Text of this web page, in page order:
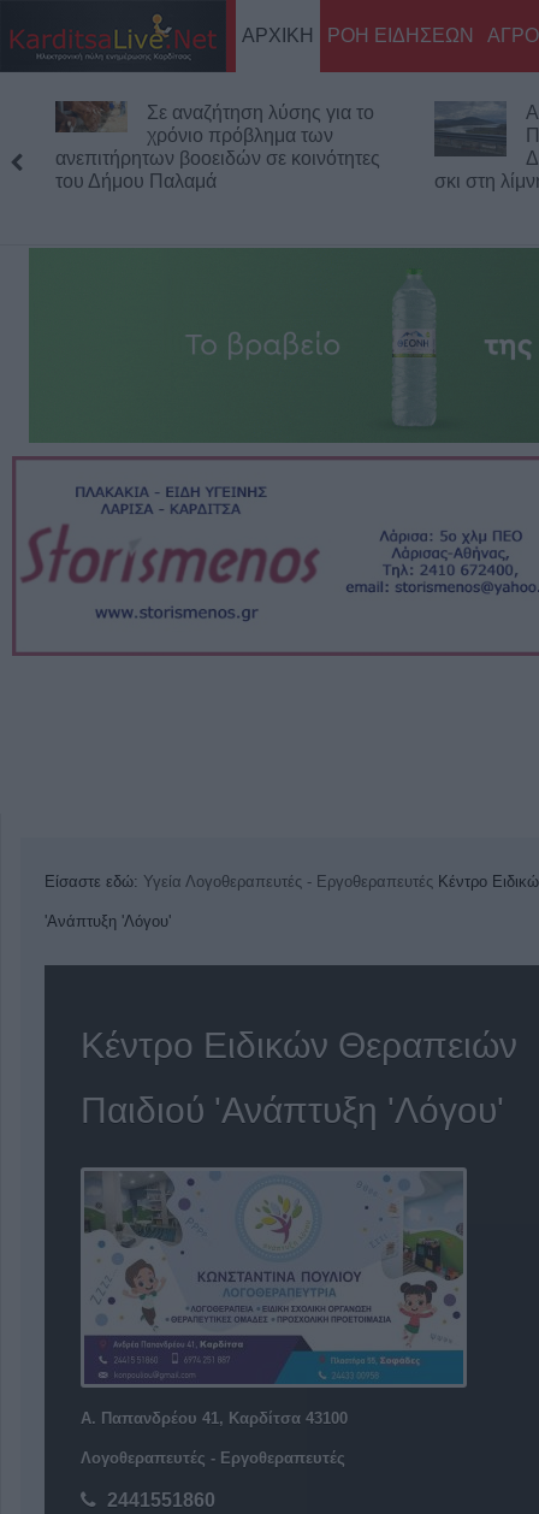
ΑΡΧΙΚΗ ΡΟΗ ΕΙΔΗΣΕΩΝ
Σε αναζήτηση λύσης για το
χρόνιο πρόβλημα των
ανεπιτήρητων βοοειδών σε κοινότητες
του Δήμου Παλαμά
σκι στη
Είσαστε εδώ: Υγεία Λογοθεραπευτές - Εργοθεραπευτές Κέντρο
'Ανάπτυξη 'Λόγου'
Κέντρο Ειδικών Θεραπειών
Παιδιού 'Ανάπτυξη 'Λόγου'
Α. Παπανδρέου 41, Καρδίτσα 43100
Λογοθεραπευτές - Εργοθεραπευτές
2441551860